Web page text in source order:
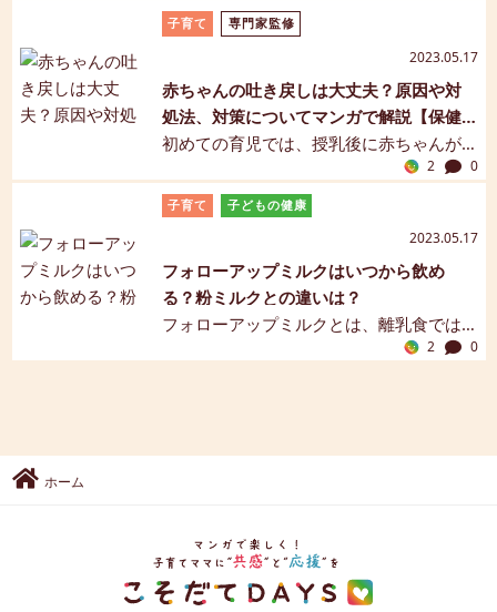
は、本当に嬉しいものです。初めての新
生児のお世話は戸惑うことが多いです
が、その期間は短く、あっという間に過
ぎてしまいます。この記事では、新生児
の概要やお世話の内容を解説します。
【マンガ解説】
赤ちゃんの吐き戻しは大丈夫？原因や対
処法、対策についてマンガで解説【保健
師監修】
初めての育児では、授乳後に赤ちゃんが
突然母乳やミルクを吐いて、驚いた方も
多いのではないでしょうか。吐き戻し
（はきもどし）のほとんどは生理的現象
で、心配ないことが多いものの、中には
何らかの病気が原因となっている場合も
あります。この記事では、新生児の吐き
戻しの原因や対策、対処法についてご紹
介します。【保健師監修】【マンガ解
子育て 専門家監修
2023.05.17
2 0
フォローアップミルクはいつから飲め
る？粉ミルクとの違いは？
フォローアップミルクとは、離乳食では
補いきれない栄養素を補完するための育
やすくご紹介します。【マンガ解説】
子育て 子どもの健康
2023.05.17
2 0
ホーム